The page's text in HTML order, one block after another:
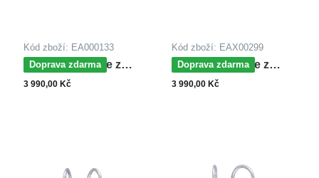
Kód zboží: EA000133
Doprava zdarma
MOISS náušnice z
bílého zlata
3 990,00 Kč
Kód zboží: EAX00299
Doprava zdarma
MOISS náušnice z
bílého zlata SRDCE
3 990,00 Kč